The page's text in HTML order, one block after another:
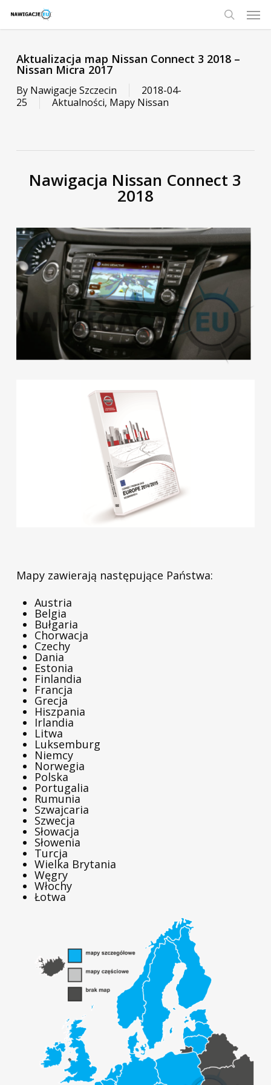
main search
Aktualizacja map Nissan Connect 3 2018 –
Nissan Micra 2017
By Nawigacje Szczecin
2018-04-
25
Aktualności, Mapy Nissan
Nawigacja Nissan Connect 3
2018
Mapy zawierają następujące Państwa:
Austria
Belgia
Bułgaria
Chorwacja
Czechy
Dania
Estonia
Finlandia
Francja
Grecja
Hiszpania
Irlandia
Litwa
Luksemburg
Niemcy
Norwegia
Polska
Portugalia
Rumunia
Szwajcaria
Szwecja
Słowacja
Słowenia
Turcja
Wielka Brytania
Węgry
Włochy
Łotwa